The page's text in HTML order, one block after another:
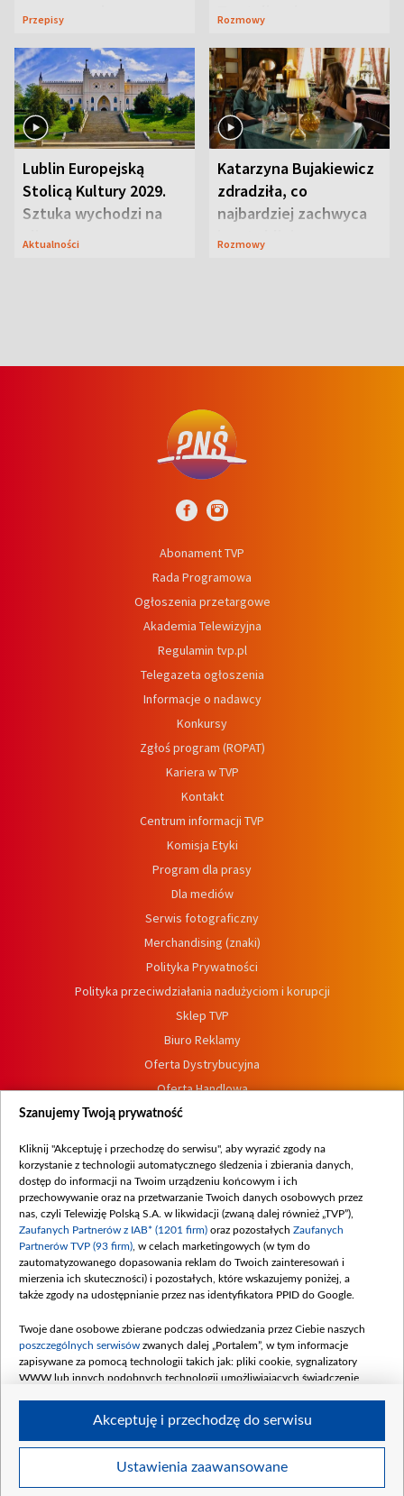
serowy zachwyca
Przepisy
Te stylizacje
Rozmowy
Lublin Europejską
Stolicą Kultury 2029.
Sztuka wychodzi na
ulice
Aktualności
Katarzyna Bujakiewicz
zdradziła, co
najbardziej zachwyca
ją w Lublinie
Rozmowy
Abonament TVP
Rada Programowa
Ogłoszenia przetargowe
Akademia Telewizyjna
Regulamin tvp.pl
Telegazeta ogłoszenia
Informacje o nadawcy
Konkursy
Zgłoś program (ROPAT)
Kariera w TVP
Kontakt
Centrum informacji TVP
Komisja Etyki
Program dla prasy
Dla mediów
Serwis fotograficzny
Merchandising (znaki)
Polityka Prywatności
Polityka przeciwdziałania nadużyciom i korupcji
Sklep TVP
Biuro Reklamy
Oferta Dystrybucyjna
Oferta Handlowa
Dostępność
Procedura zgłoszeń wewnętrznych
Szanujemy Twoją prywatność
Kliknij "Akceptuję i przechodzę do serwisu", aby wyrazić zgody na
korzystanie z technologii automatycznego śledzenia i zbierania danych,
dostęp do informacji na Twoim urządzeniu końcowym i ich
przechowywanie oraz na przetwarzanie Twoich danych osobowych przez
nas, czyli Telewizję Polską S.A. w likwidacji (zwaną dalej również „TVP”),
Zaufanych Partnerów z IAB* (1201 firm) oraz pozostałych Zaufanych
Partnerów TVP (93 firm) , w celach marketingowych (w tym do
zautomatyzowanego dopasowania reklam do Twoich zainteresowań i
mierzenia ich skuteczności) i pozostałych, które wskazujemy poniżej, a
także zgody na udostępnianie przez nas identyfikatora PPID do Google.
Twoje dane osobowe zbierane podczas odwiedzania przez Ciebie naszych
poszczególnych serwisów zwanych dalej „Portalem”, w tym informacje
zapisywane za pomocą technologii takich jak: pliki cookie, sygnalizatory
WWW lub innych podobnych technologii umożliwiających świadczenie
Twoje dane osobowe zbierane podczas odwiedzania przez Ciebie
Ustawienia zaawansowane
Akceptuję i przechodzę do serwisu